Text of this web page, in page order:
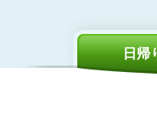
日帰